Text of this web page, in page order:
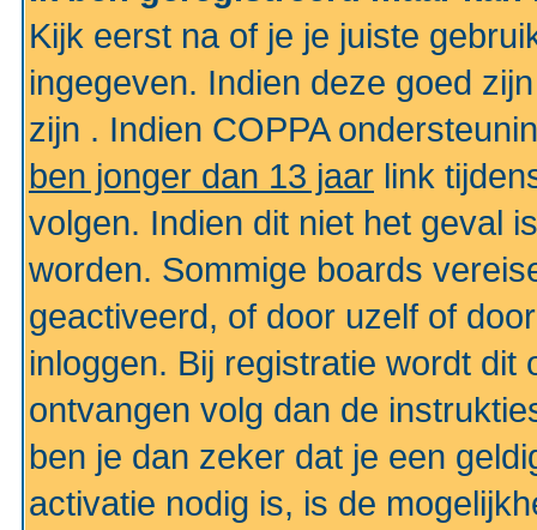
Kijk eerst na of je je juiste
ingegeven. Indien deze goed
zijn . Indien COPPA
ben jonger dan 13 jaar link
volgen. Indien dit niet het geval
worden. Sommige boards
geactiveerd, of door uzelf of
inloggen. Bij registratie wordt dit
ontvangen volg dan de
ben je dan zeker dat je een
activatie nodig is, is de